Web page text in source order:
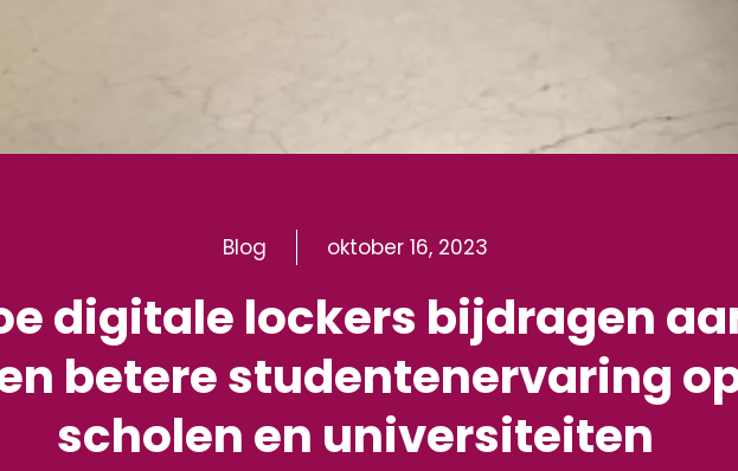
Blog oktober 16, 2023
digitale lockers bijdragen
betere studentenervaring
scholen en universiteiten